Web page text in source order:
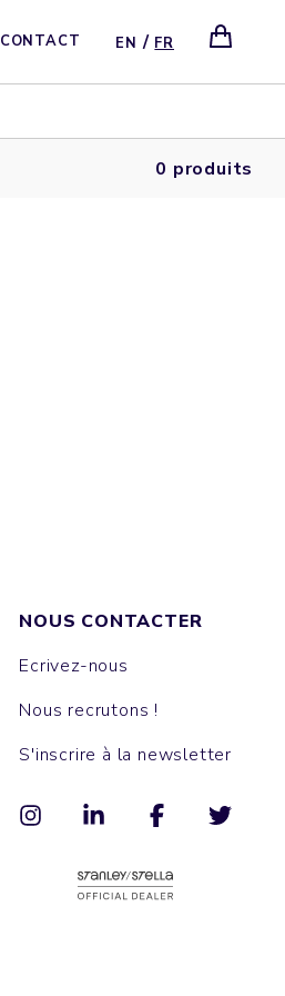
CONTACT EN / FR
0 produits
NOUS CONTACTER
Ecrivez-nous
Nous recrutons !
S'inscrire à la newsletter